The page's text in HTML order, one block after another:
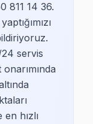
de ticaret
konut
811 14 36.
servis
hızlı